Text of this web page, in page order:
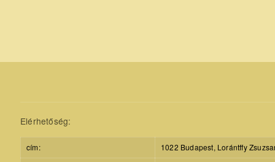
Elérhetőség:
cím:
1022 Budapest, Lorántffy